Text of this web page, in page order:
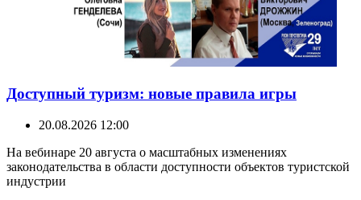
Доступный туризм: новые правила игры
20.08.2026 12:00
На вебинаре 20 августа о масштабных изменениях
законодательства в области доступности объектов туристской
индустрии